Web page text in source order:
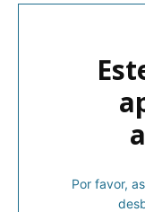
Por favor,